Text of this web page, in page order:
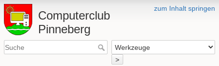
zum Inhalt springen
Computerclub
Pinneberg
>